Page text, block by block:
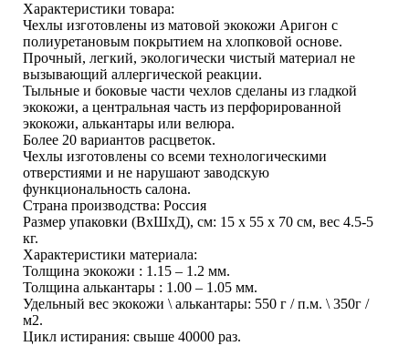
Характеристики товара:
Чехлы изготовлены из матовой экокожи Аригон с
полиуретановым покрытием на хлопковой основе.
Прочный, легкий, экологически чистый материал не
вызывающий аллергической реакции.
Тыльные и боковые части чехлов сделаны из гладкой
экокожи, а центральная часть из перфорированной
экокожи, алькантары или велюра.
Более 20 вариантов расцветок.
Чехлы изготовлены со всеми технологическими
отверстиями и не нарушают заводскую
функциональность салона.
Страна производства: Россия
Размер упаковки (ВхШхД), см: 15 x 55 x 70 см, вес 4.5-5
кг.
Характеристики материала:
Толщина экокожи : 1.15 – 1.2 мм.
Толщина алькантары : 1.00 – 1.05 мм.
Удельный вес экокожи \ алькантары: 550 г / п.м. \ 350г /
м2.
Цикл истирания: свыше 40000 раз.